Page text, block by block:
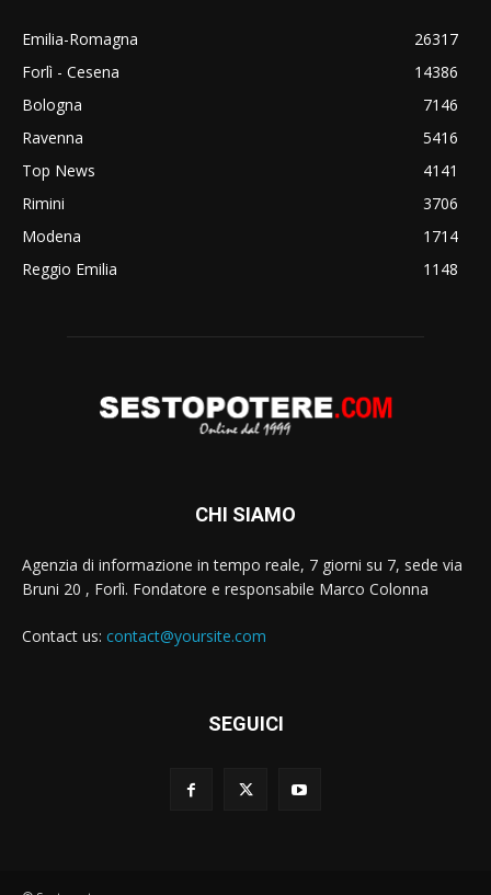
Emilia-Romagna
26317
Forlì - Cesena
14386
Bologna
7146
Ravenna
5416
Top News
4141
Rimini
3706
Modena
1714
Reggio Emilia
1148
CHI SIAMO
Agenzia di informazione in tempo reale, 7 giorni su 7, sede via
Bruni 20 , Forlì. Fondatore e responsabile Marco Colonna
Contact us: contact@yoursite.com
SEGUICI